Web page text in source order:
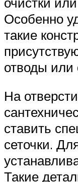
Особенно
такие
отводы или
На
ставить
сеточки.
Такие